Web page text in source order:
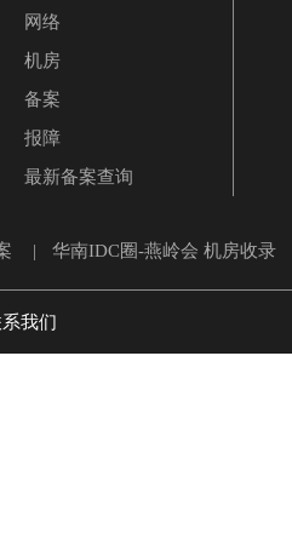
网络
机房
备案
报障
最新备案查询
| 华南IDC圈-燕岭会 机房收录
我们